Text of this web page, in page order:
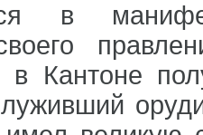
в
Кантоне